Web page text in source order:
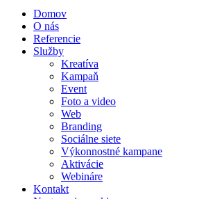
Domov
O nás
Referencie
Služby
Kreatíva
Kampaň
Event
Foto a video
Web
Branding
Sociálne siete
Výkonnostné kampane
Aktivácie
Webináre
Kontakt